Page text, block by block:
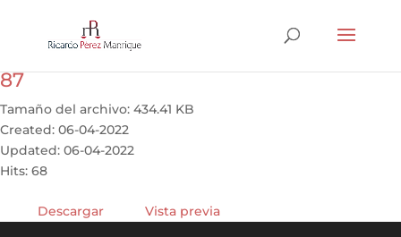
87
Tamaño del archivo: 434.41 KB
Created: 06-04-2022
Updated: 06-04-2022
Hits: 68
Descargar Vista previa